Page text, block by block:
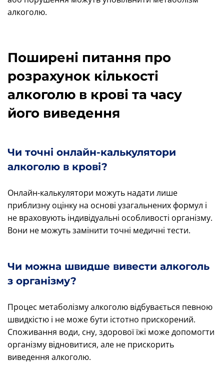
алкоголю.
Поширені питання про
розрахунок кількості
алкоголю в крові та часу
його виведення
Чи точні онлайн-калькулятори
алкоголю в крові?
Онлайн-калькулятори можуть надати лише
приблизну оцінку на основі узагальнених формул і
не враховують індивідуальні особливості організму.
Вони не можуть замінити точні медичні тести.
Чи можна швидше вивести алкоголь
з організму?
Процес метаболізму алкоголю відбувається певною
швидкістю і не може бути істотно прискорений.
Споживання води, сну, здорової їжі може допомогти
організму відновитися, але не прискорить
виведення алкоголю.